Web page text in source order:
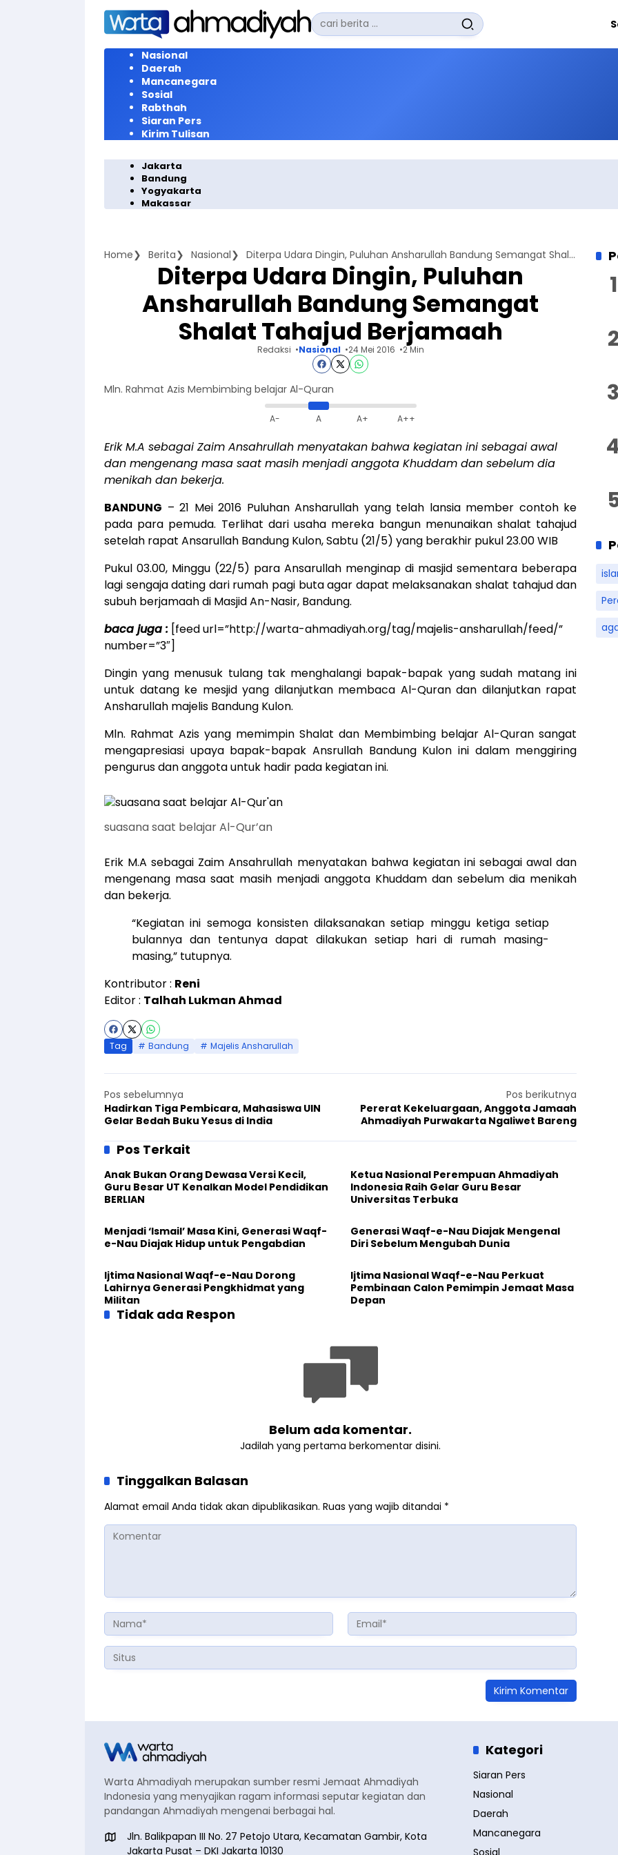
Langsung
konten
Pencarian
untuk:
Nasional
Daerah
Mancanegara
Sosial
Rabthah
Siaran Pers
Kirim Tulisan
Jakarta
Bandung
Yogyakarta
Makassar
Home Berita Nasional Diterpa Udara Dingin, Puluhan Ansharullah Bandung Semangat Shalat Tahajud Berjamaah
Diterpa Udara Dingin, Puluhan
Ansharullah Bandung Semangat
Shalat Tahajud Berjamaah
Redaksi Nasional 24 Mei 2016 2 Min
Mln. Rahmat Azis Membimbing belajar Al-Quran
A- A A+ A++
Erik M.A sebagai Zaim Ansahrullah menyatakan bahwa kegiatan ini sebagai awal
dan mengenang masa saat masih menjadi anggota Khuddam dan sebelum dia
menikah dan bekerja.
BANDUNG – 21 Mei 2016 Puluhan Ansharullah yang telah lansia member contoh ke
pada para pemuda. Terlihat dari usaha mereka bangun menunaikan shalat tahajud
setelah rapat Ansarullah Bandung Kulon, Sabtu (21/5) yang berakhir pukul 23.00 WIB
Pukul 03.00, Minggu (22/5) para Ansarullah menginap di masjid sementara beberapa
lagi sengaja dating dari rumah pagi buta agar dapat melaksanakan shalat tahajud dan
subuh berjamaah di Masjid An-Nasir, Bandung.
baca juga : [feed url=”http://warta-ahmadiyah.org/tag/majelis-ansharullah/feed/”
number=”3″]
Dingin yang menusuk tulang tak menghalangi bapak-bapak yang sudah matang ini
untuk datang ke mesjid yang dilanjutkan membaca Al-Quran dan dilanjutkan rapat
Ansharullah majelis Bandung Kulon.
Mln. Rahmat Azis yang memimpin Shalat dan Membimbing belajar Al-Quran sangat
mengapresiasi upaya bapak-bapak Ansrullah Bandung Kulon ini dalam menggiring
pengurus dan anggota untuk hadir pada kegiatan ini.
suasana saat belajar Al-Qur’an
Erik M.A sebagai Zaim Ansahrullah menyatakan bahwa kegiatan ini sebagai awal dan
mengenang masa saat masih menjadi anggota Khuddam dan sebelum dia menikah
dan bekerja.
“Kegiatan ini semoga konsisten dilaksanakan setiap minggu ketiga setiap
bulannya dan tentunya dapat dilakukan setiap hari di rumah masing-
masing,” tutupnya.
Kontributor : Reni
Editor : Talhah Lukman Ahmad
Tag Bandung Majelis Ansharullah
Pos sebelumnya
Hadirkan Tiga Pembicara, Mahasiswa UIN
Gelar Bedah Buku Yesus di India
Pos berikutnya
Pererat Kekeluargaan, Anggota Jamaah
Ahmadiyah Purwakarta Ngaliwet Bareng
Pos Terkait
Anak Bukan Orang Dewasa Versi Kecil,
Guru Besar UT Kenalkan Model Pendidikan
BERLIAN
Ketua Nasional Perempuan Ahmadiyah
Indonesia Raih Gelar Guru Besar
Universitas Terbuka
Menjadi ‘Ismail’ Masa Kini, Generasi Waqf-
e-Nau Diajak Hidup untuk Pengabdian
Generasi Waqf-e-Nau Diajak Mengenal
Diri Sebelum Mengubah Dunia
Ijtima Nasional Waqf-e-Nau Dorong
Lahirnya Generasi Pengkhidmat yang
Militan
Ijtima Nasional Waqf-e-Nau Perkuat
Pembinaan Calon Pemimpin Jemaat Masa
Depan
Tidak ada Respon
Belum ada komentar.
Jadilah yang pertama berkomentar disini.
Tinggalkan Balasan
Alamat email Anda tidak akan dipublikasikan. Ruas yang wajib ditandai *
Warta Ahmadiyah merupakan sumber resmi Jemaat Ahmadiyah
Indonesia yang menyajikan ragam informasi seputar kegiatan dan
pandangan Ahmadiyah mengenai berbagai hal.
Jln. Balikpapan III No. 27 Petojo Utara, Kecamatan Gambir, Kota
Jakarta Pusat – DKI Jakarta 10130
Kategori
Siaran Pers
Nasional
Daerah
Mancanegara
Sosial